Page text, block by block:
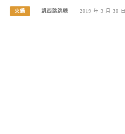
火鍋 凱西跳跳糖 2019 年 3 月 30 日